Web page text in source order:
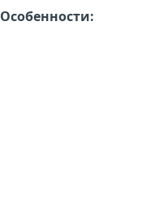
Особенности: